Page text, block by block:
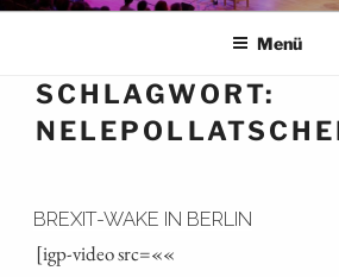
Menü
SCHLAGWORT:
BREXIT-WAKE IN BERLIN
[igp-video src=««